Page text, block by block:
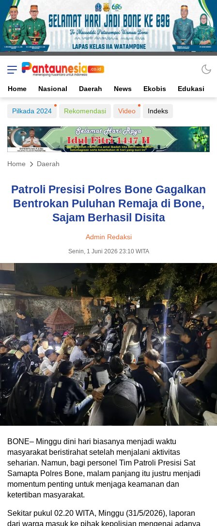
Home Nasional Daerah News Ekobis Edukasi
Pilkada 2024 Rekomendasi Video Indeks
Home Daerah
Patroli Presisi Polres Bone Gagalkan
Bentrokan Puluhan Remaja di Bone,
Sajam Berhasil Disita
Admin Redaksi
Senin, 1 Juni 2026 23:10 WITA
BONE– Minggu dini hari biasanya menjadi waktu
masyarakat beristirahat setelah menjalani aktivitas
seharian. Namun, bagi personel Tim Patroli Presisi Sat
Samapta Polres Bone, malam panjang itu justru menjadi
momentum penting untuk menjaga keamanan dan
ketertiban masyarakat.
Sekitar pukul 02.20 WITA, Minggu (31/5/2026), laporan
dari warga masuk ke pihak kepolisian mengenai adanya